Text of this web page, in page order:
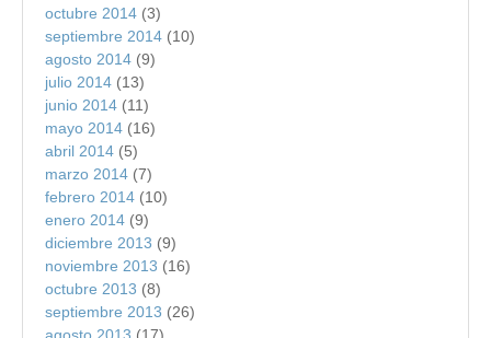
octubre 2014 (3)
septiembre 2014 (10)
agosto 2014 (9)
julio 2014 (13)
junio 2014 (11)
mayo 2014 (16)
abril 2014 (5)
marzo 2014 (7)
febrero 2014 (10)
enero 2014 (9)
diciembre 2013 (9)
noviembre 2013 (16)
octubre 2013 (8)
septiembre 2013 (26)